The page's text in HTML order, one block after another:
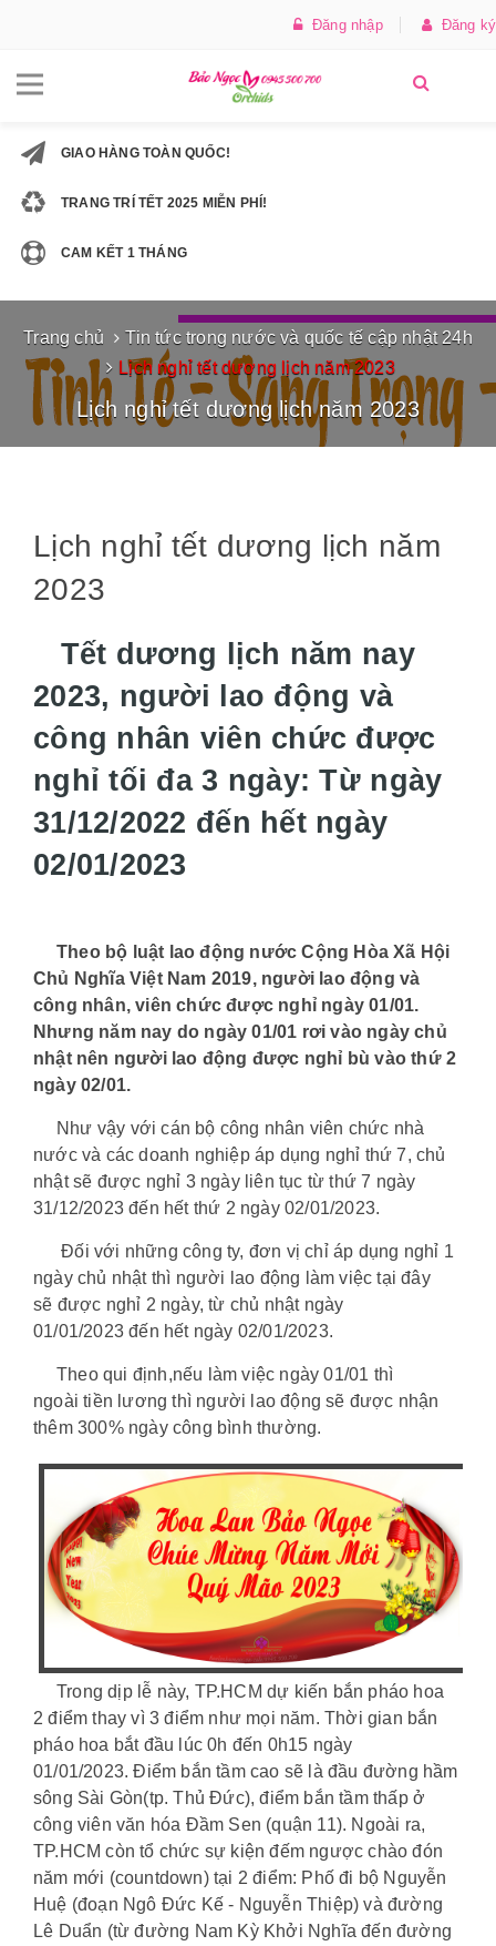
Đăng nhập Đăng ký
GIAO HÀNG TOÀN QUỐC!
TRANG TRÍ TẾT 2025 MIỄN PHÍ!
CAM KẾT 1 THÁNG
Trang chủ
Tin tức trong nước và quốc tế cập nhật 24h
Lịch nghỉ tết dương lịch năm 2023
Lịch nghỉ tết dương lịch năm 2023
Lịch nghỉ tết dương lịch năm
2023
Tết dương lịch năm nay
2023, người lao động và
công nhân viên chức được
nghỉ tối đa 3 ngày: Từ ngày
31/12/2022 đến hết ngày
02/01/2023
Theo bộ luật lao động nước Cộng Hòa Xã Hội
Chủ Nghĩa Việt Nam 2019, người lao động và
công nhân, viên chức được nghỉ ngày 01/01.
Nhưng năm nay do ngày 01/01 rơi vào ngày chủ
nhật nên người lao động được nghỉ bù vào thứ 2
ngày 02/01.
Như vậy với cán bộ công nhân viên chức nhà
nước và các doanh nghiệp áp dụng nghỉ thứ 7, chủ
nhật sẽ được nghỉ 3 ngày liên tục từ thứ 7 ngày
31/12/2023 đến hết thứ 2 ngày 02/01/2023.
Đối với những công ty, đơn vị chỉ áp dụng nghỉ 1
ngày chủ nhật thì người lao động làm việc tại đây
sẽ được nghỉ 2 ngày, từ chủ nhật ngày
01/01/2023 đến hết ngày 02/01/2023.
Theo qui định,nếu làm việc ngày 01/01 thì
ngoài tiền lương thì người lao động sẽ được nhận
thêm 300% ngày công bình thường.
Trong dịp lễ này, TP.HCM dự kiến bắn pháo hoa
2 điểm thay vì 3 điểm như mọi năm. Thời gian bắn
pháo hoa bắt đầu lúc 0h đến 0h15 ngày
01/01/2023. Điểm bắn tầm cao sẽ là đầu đường hầm
sông Sài Gòn(tp. Thủ Đức), điểm bắn tầm thấp ở
công viên văn hóa Đầm Sen (quận 11). Ngoài ra,
TP.HCM còn tổ chức sự kiện đếm ngược chào đón
năm mới (countdown) tại 2 điểm: Phố đi bộ Nguyễn
Huệ (đoạn Ngô Đức Kế - Nguyễn Thiệp) và đường
Lê Duẩn (từ đường Nam Kỳ Khởi Nghĩa đến đường